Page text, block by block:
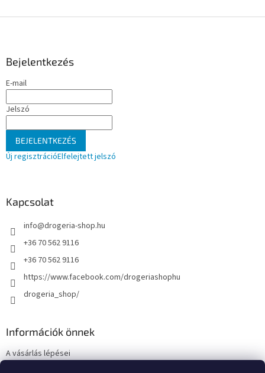
Bejelentkezés
E-mail
Jelszó
BEJELENTKEZÉS
Új regisztrációElfelejtett jelszó
Kapcsolat
info@drogeria-shop.hu
+36 70 562 9116
+36 70 562 9116
https://www.facebook.com/drogeriashophu
drogeria_shop/
Információk önnek
A vásárlás lépései